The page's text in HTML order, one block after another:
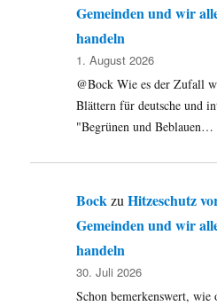
Gemeinden und wir
handeln
1. August 2026
@Bock Wie es der Zufall
Blättern für deutsche und
"Begrünen und Beblauen…
BockzuHitzeschutz
Gemeinden und wir
handeln
30. Juli 2026
Schon bemerkenswert,